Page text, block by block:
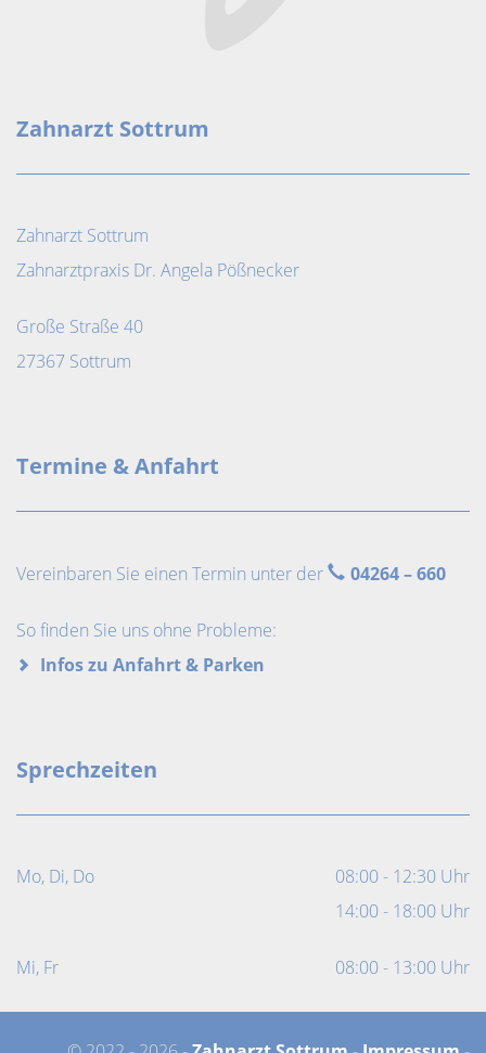
Zahnarzt Sottrum
Zahnarzt Sottrum
Zahnarztpraxis Dr. Angela Pößnecker
Große Straße 40
27367 Sottrum
Termine & Anfahrt
Vereinbaren Sie einen Termin unter der 04264 – 660
So finden Sie uns ohne Probleme:
Infos zu Anfahrt & Parken
Sprechzeiten
Mo, Di, Do
08:00 - 12:30 Uhr
14:00 - 18:00 Uhr
Mi, Fr 08:00 - 13:00 Uhr